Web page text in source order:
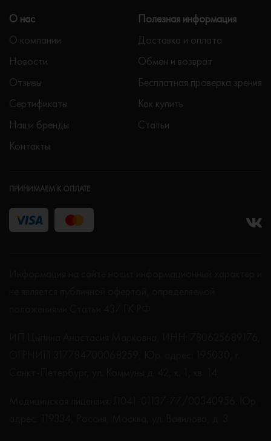
О нас
О компании
Новости
Отзывы
Сертификаты
Наши бренды
Контакты
Полезная информация
Доставка и оплата
Обмен и возврат
Бесплатная проверка зрения
Как купить
Статьи
ПРИНИМАЕМ К ОПЛАТЕ